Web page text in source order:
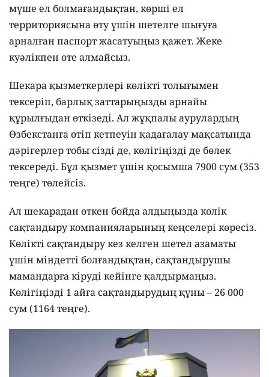
мүше ел болмағандықтан, көрші ел
территориясына өту үшін шетелге шығуға
арналған паспорт жасатуыңыз қажет. Жеке
куәлікпен өте алмайсыз.
Шекара қызметкерлері көлікті толығымен
тексеріп, барлық заттарыңызды арнайы
құрылғыдан өткізеді. Ал жұқпалы аурулардың
Өзбекстанға өтіп кетпеуін қадағалау мақсатында
дәрігерлер тобы сізді де, көлігіңізді де бөлек
тексереді. Бұл қызмет үшін қосымша 7900 сум (353
теңге) төлейсіз.
Ал шекарадан өткен бойда алдыңызда көлік
сақтандыру компанияларының кеңселері көресіз.
Көлікті сақтандыру кез келген шетел азаматы
үшін міндетті болғандықтан, сақтандырушы
мамандарға кіруді кейінге қалдырмаңыз.
Көлігіңізді 1 айға сақтандырудың құны – 26 000
сум (1164 теңге).